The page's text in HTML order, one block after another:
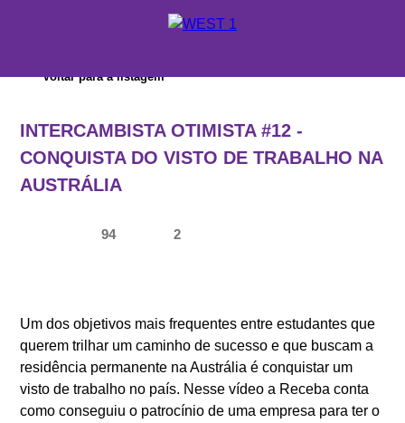
ONDE ESTUDAR
SUPORTE WEST 1
ESCOLAS E CURSOS
SOBRE A WEST 1
Voltar para a listagem
INTERCAMBISTA OTIMISTA #12 -
CONQUISTA DO VISTO DE TRABALHO NA
AUSTRÁLIA
94 2
Um dos objetivos mais frequentes entre estudantes que
querem trilhar um caminho de sucesso e que buscam a
residência permanente na Austrália é conquistar um
visto de trabalho no país. Nesse vídeo a Receba conta
como conseguiu o patrocínio de uma empresa para ter o